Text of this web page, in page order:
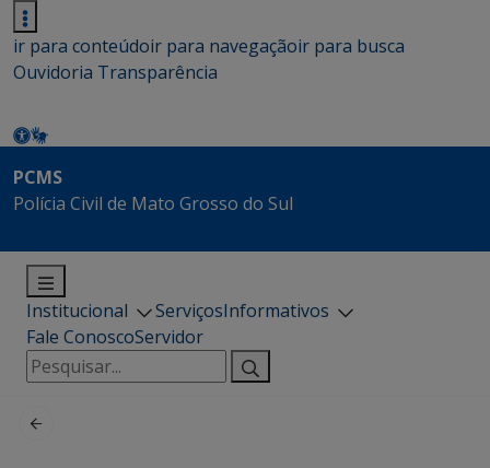
ir para conteúdoir para navegaçãoir para busca
Ouvidoria Transparência
PCMS
Polícia Civil de Mato Grosso do Sul
Institucional ServiçosInformativos
Fale ConoscoServidor
Pesquisar
por: